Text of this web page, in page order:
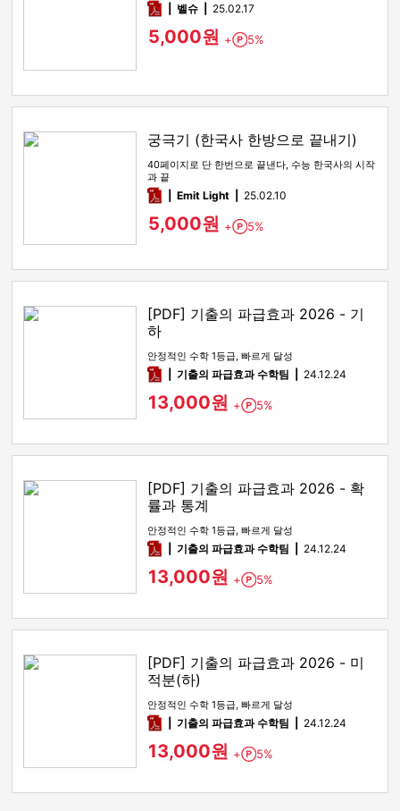
pdf벨슈 25.02.17
5,000원 + Point
5%
궁극기 (한국사 한방으로 끝내기)
40페이지로 단 한번으로 끝낸다, 수능 한국사의 시작
과 끝
pdfEmit Light 25.02.10
5,000원 + Point
5%
[PDF] 기출의 파급효과 2026 - 기
하
안정적인 수학 1등급, 빠르게 달성
pdf기출의 파급효과 수학팀 24.12.24
13,000원 + Point
5%
[PDF] 기출의 파급효과 2026 - 확
률과 통계
안정적인 수학 1등급, 빠르게 달성
pdf기출의 파급효과 수학팀 24.12.24
13,000원 + Point
5%
[PDF] 기출의 파급효과 2026 - 미
적분(하)
안정적인 수학 1등급, 빠르게 달성
pdf기출의 파급효과 수학팀 24.12.24
13,000원 + Point
5%